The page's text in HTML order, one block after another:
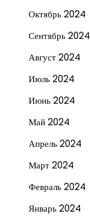
Октябрь 2024
Сентябрь 2024
Август 2024
Июль 2024
Июнь 2024
Май 2024
Апрель 2024
Март 2024
Февраль 2024
Январь 2024